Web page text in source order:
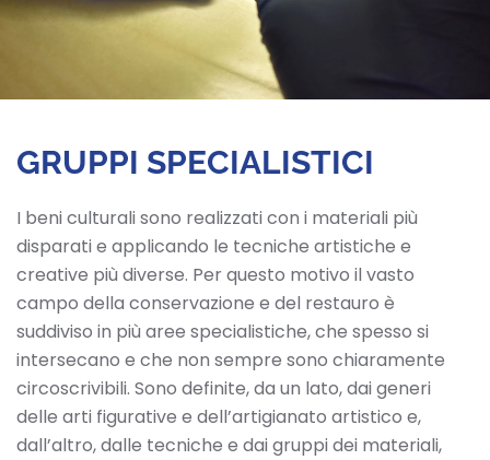
GRUPPI SPECIALISTICI
I beni culturali sono realizzati con i materiali più
disparati e applicando le tecniche artistiche e
creative più diverse. Per questo motivo il vasto
campo della conservazione e del restauro è
suddiviso in più aree specialistiche, che spesso si
intersecano e che non sempre sono chiaramente
circoscrivibili. Sono definite, da un lato, dai generi
delle arti figurative e dell’artigianato artistico e,
dall’altro, dalle tecniche e dai gruppi dei materiali,